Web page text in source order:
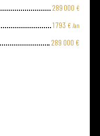
289 000 €
1 793 € /an
289 000 €